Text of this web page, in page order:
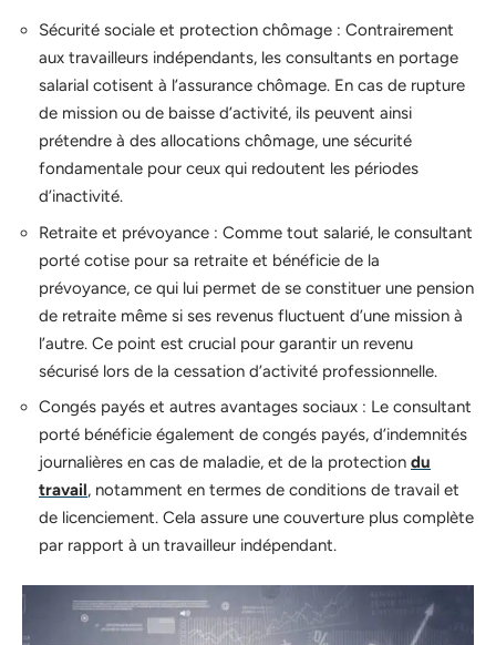
Sécurité sociale et protection chômage : Contrairement
aux travailleurs indépendants, les consultants en portage
salarial cotisent à l’assurance chômage. En cas de rupture
de mission ou de baisse d’activité, ils peuvent ainsi
prétendre à des allocations chômage, une sécurité
fondamentale pour ceux qui redoutent les périodes
d’inactivité.
Retraite et prévoyance : Comme tout salarié, le consultant
porté cotise pour sa retraite et bénéficie de la
prévoyance, ce qui lui permet de se constituer une pension
de retraite même si ses revenus fluctuent d’une mission à
l’autre. Ce point est crucial pour garantir un revenu
sécurisé lors de la cessation d’activité professionnelle.
Congés payés et autres avantages sociaux : Le consultant
porté bénéficie également de congés payés, d’indemnités
journalières en cas de maladie, et de la protection du
travail, notamment en termes de conditions de travail et
de licenciement. Cela assure une couverture plus complète
par rapport à un travailleur indépendant.